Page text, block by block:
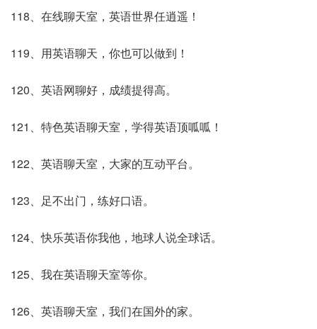
118、在线聊天室，英语世界任逍遥！
119、用英语聊天，你也可以做到！
120、英语网聊好，成绩提得高。
121、特色英语聊天室，学得英语顶呱呱！
122、英语聊天室，大家的互动平台。
123、足不出门，练好口语。
124、快乐英语你我他，地球人说全球话。
125、我在英语聊天室等你。
126、英语聊天室，我们在国外的家。